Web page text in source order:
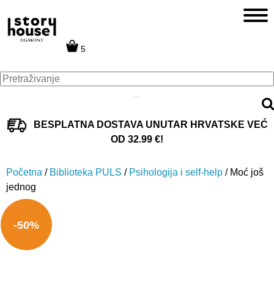
5
BESPLATNA DOSTAVA UNUTAR HRVATSKE VEĆ
OD 32.99 €!
Početna / Biblioteka PULS / Psihologija i self-help / Moć još
jednog
-50%